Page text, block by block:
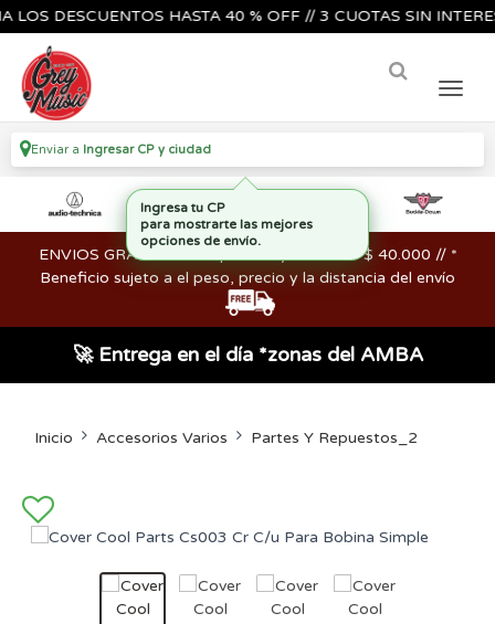
DESCUENTOS HASTA 40 % OFF // 3 CUOTAS SIN
Enviar a Ingresar CP y ciudad
ENVIOS GRATIS en compras mayores a los $ 40.000 // *
Beneficio sujeto a el peso, precio y la distancia del envío
🚀 Entrega en el día *zonas del AMBA
Inicio Accesorios Varios Partes Y Repuestos_2